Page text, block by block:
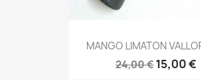
MANGO LIMATON
24,00 € 15,00 €